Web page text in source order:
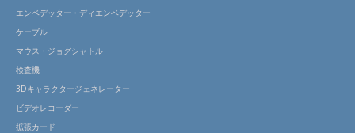
エンベデッター・ディエンベデッター
ケーブル
マウス・ジョグシャトル
検査機
3Dキャラクタージェネレーター
ビデオレコーダー
拡張カード